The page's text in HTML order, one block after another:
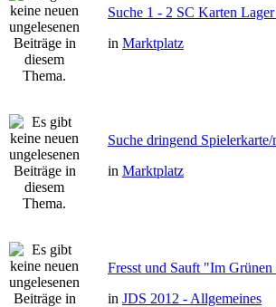
Suche 1 - 2 SC Karten Lager
in Marktplatz
Suche dringend Spielerkarte/
in Marktplatz
Fresst und Sauft "Im Grünen
in JDS 2012 - Allgemeines